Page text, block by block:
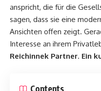
anspricht, die für die
sagen, dass sie eine
Ansichten offen zeigt.
Interesse an ihrem
Reichinnek Partner. Ein
Contents